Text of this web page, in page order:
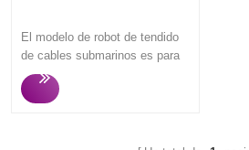
El modelo de robot de tendido
de cables submarinos es para
exhibición del cliente local de
Shanghai. Betty Models solo